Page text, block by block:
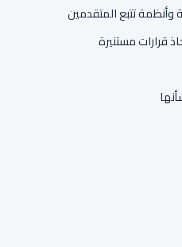
وأنظمة تتبع المتقدمين
قرارات مستنيرة